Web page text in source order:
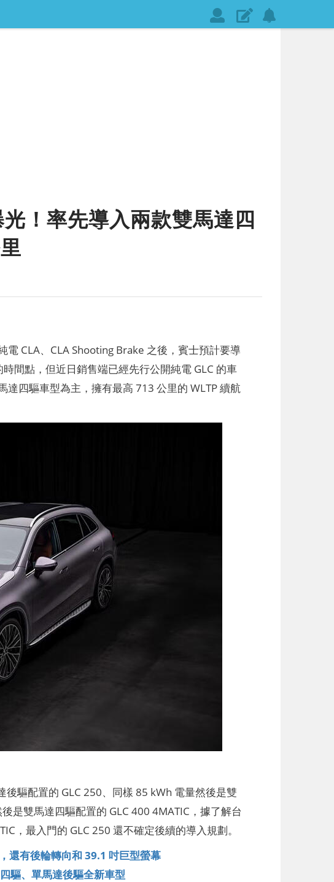
會
員
發
表
設
定
！率先導入兩款雙馬達四
CLA、CLA Shooting Brake 之後，賓士預計要導
間點，但近日銷售端已經先行公開純電 GLC 的車
四驅車型為主，擁有最高 713 公里的 WLTP 續航
驅配置的 GLC 250、同樣 85 kWh 電量然後是雙
是雙馬達四驅配置的 GLC 400 4MATIC，據了解台
，最入門的 GLC 250 還不確定後續的導入規劃。
還有後輪轉向和 39.1 吋巨型螢幕
驅、單馬達後驅全新車型